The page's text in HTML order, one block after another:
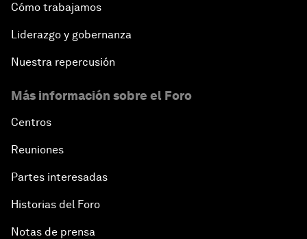
Cómo trabajamos
Liderazgo y gobernanza
Nuestra repercusión
Más información sobre el Foro
Centros
Reuniones
Partes interesadas
Historias del Foro
Notas de prensa